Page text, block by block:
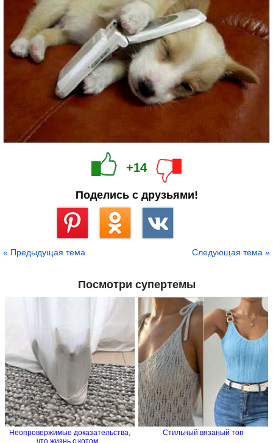
+14
Поделись с друзьями!
« Предыдущая тема Следующая тема »
Посмотри супертемы
Неопровержимые доказательства,
Стильный вязаный топ